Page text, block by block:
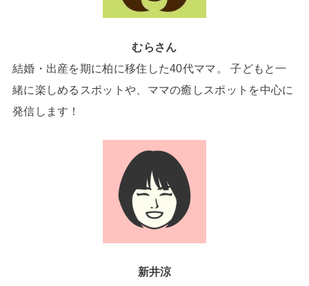
むらさん
結婚・出産を期に柏に移住した40代ママ。 子どもと一
緒に楽しめるスポットや、ママの癒しスポットを中心に
発信します！
新井涼